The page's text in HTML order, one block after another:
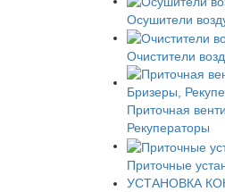
Осушители
Очистители
Приточная
Рекуператоры
Приточные
УСТАНОВКА